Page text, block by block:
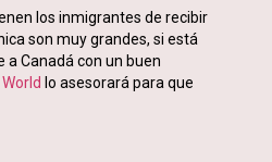
los inmigrantes de recibir
son muy grandes, si está
Canadá con un buen
lo asesorará para que